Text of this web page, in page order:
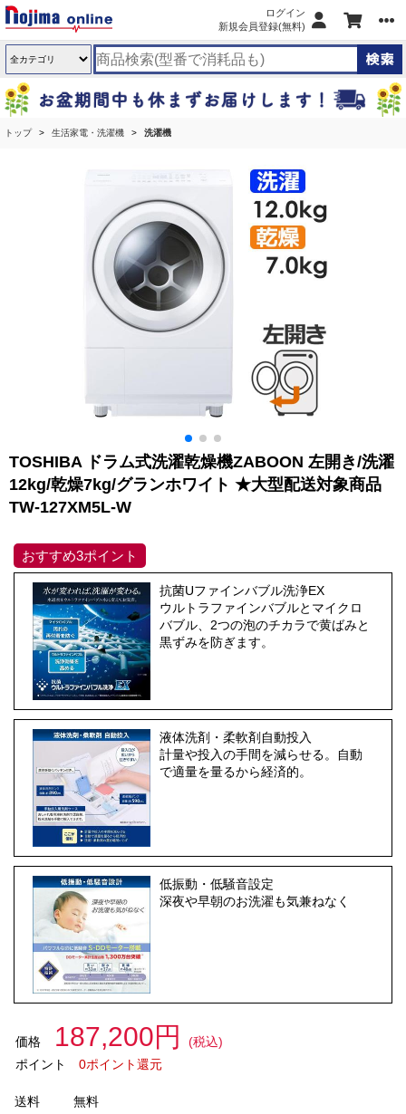
ログイン
新規会員登録(無料)
トップ 生活家電・洗濯機 洗濯機
TOSHIBA ドラム式洗濯乾燥機ZABOON 左開き/洗濯
12kg/乾燥7kg/グランホワイト ★大型配送対象商品
TW-127XM5L-W
おすすめ3ポイント
抗菌Uファインバブル洗浄EX
ウルトラファインバブルとマイクロ
バブル、2つの泡のチカラで黄ばみと
黒ずみを防ぎます。
液体洗剤・柔軟剤自動投入
計量や投入の手間を減らせる。自動
で適量を量るから経済的。
低振動・低騒音設定
深夜や早朝のお洗濯も気兼ねなく
価格 187,200円
(税込)
ポイント
0ポイント還元
送料
無料